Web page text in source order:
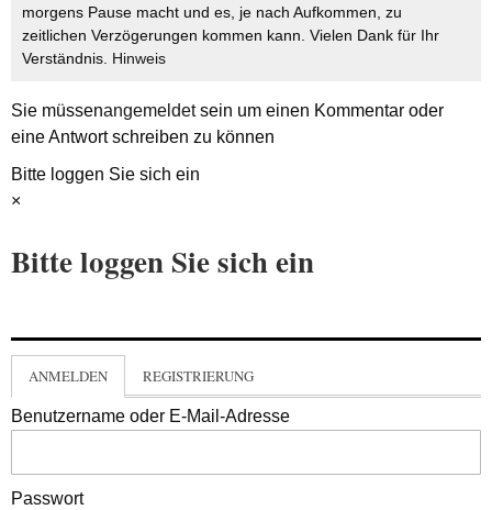
morgens Pause macht und es, je nach Aufkommen, zu
zeitlichen Verzögerungen kommen kann. Vielen Dank für Ihr
Verständnis. Hinweis
Sie müssenangemeldetsein um einen Kommentar oder
eine Antwort schreiben zu können
Bitte loggen Sie sich ein
×
Bitte loggen Sie sich ein
ANMELDEN REGISTRIERUNG
Benutzername oder E-Mail-Adresse
Passwort